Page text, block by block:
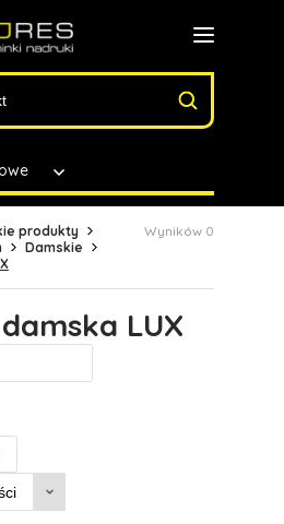
produkty
Damskie
Wyników 0
LUX